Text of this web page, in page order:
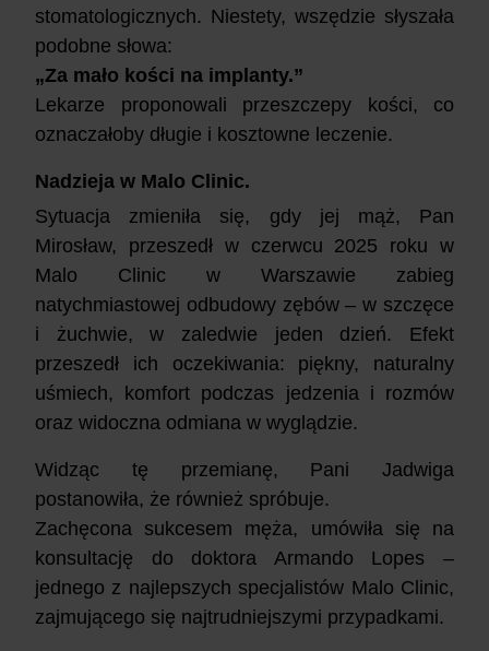
stomatologicznych. Niestety, wszędzie słyszała
podobne słowa:
„Za mało kości na implanty.”
Lekarze proponowali przeszczepy kości, co
oznaczałoby długie i kosztowne leczenie.
Nadzieja w Malo Clinic.
Sytuacja zmieniła się, gdy jej mąż, Pan
Mirosław, przeszedł w czerwcu 2025 roku w
Malo Clinic w Warszawie zabieg
natychmiastowej odbudowy zębów – w szczęce
i żuchwie, w zaledwie jeden dzień. Efekt
przeszedł ich oczekiwania: piękny, naturalny
uśmiech, komfort podczas jedzenia i rozmów
oraz widoczna odmiana w wyglądzie.
Widząc tę przemianę, Pani Jadwiga
postanowiła, że również spróbuje.
Zachęcona sukcesem męża, umówiła się na
konsultację do doktora Armando Lopes –
jednego z najlepszych specjalistów Malo Clinic,
zajmującego się najtrudniejszymi przypadkami.